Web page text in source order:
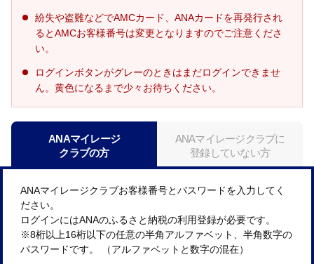
紛失や盗難などでAMCカード、ANAカードを再発行され
るとAMCお客様番号は変更となりますのでご注意くださ
い。
ログインボタンがグレーのときはまだログインできませ
ん。黄色になるまで少々お待ちください。
ANAマイレージ
クラブの方
ANAマイレージクラブに
登録していない方
ANAマイレージクラブお客様番号とパスワードを入力してく
ださい。
ログインにはANAのふるさと納税の利用登録が必要です。
※8桁以上16桁以下の任意の半角アルファベット、半角数字の
パスワードです。 （アルファベットと数字の混在）